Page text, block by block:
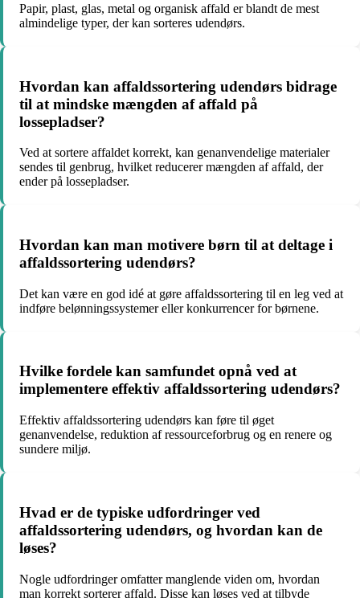
Papir, plast, glas, metal og organisk affald er blandt de mest
almindelige typer, der kan sorteres udendørs.
Hvordan kan affaldssortering udendørs bidrage
til at mindske mængden af affald på
lossepladser?
Ved at sortere affaldet korrekt, kan genanvendelige materialer
sendes til genbrug, hvilket reducerer mængden af affald, der
ender på lossepladser.
Hvordan kan man motivere børn til at deltage i
affaldssortering udendørs?
Det kan være en god idé at gøre affaldssortering til en leg ved at
indføre belønningssystemer eller konkurrencer for børnene.
Hvilke fordele kan samfundet opnå ved at
implementere effektiv affaldssortering udendørs?
Effektiv affaldssortering udendørs kan føre til øget
genanvendelse, reduktion af ressourceforbrug og en renere og
sundere miljø.
Hvad er de typiske udfordringer ved
affaldssortering udendørs, og hvordan kan de
løses?
Nogle udfordringer omfatter manglende viden om, hvordan
man korrekt sorterer affald. Disse kan løses ved at tilbyde